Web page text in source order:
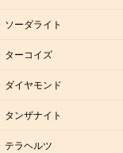
ソーダライト
ターコイズ
ダイヤモンド
タンザナイト
テラヘルツ